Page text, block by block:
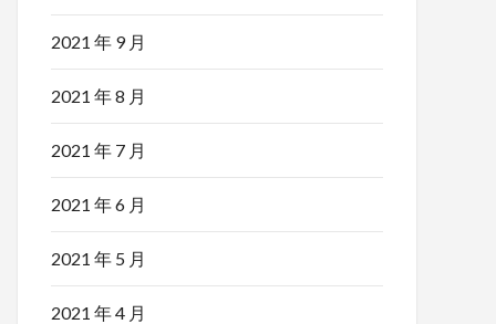
2021 年 9 月
2021 年 8 月
2021 年 7 月
2021 年 6 月
2021 年 5 月
2021 年 4 月